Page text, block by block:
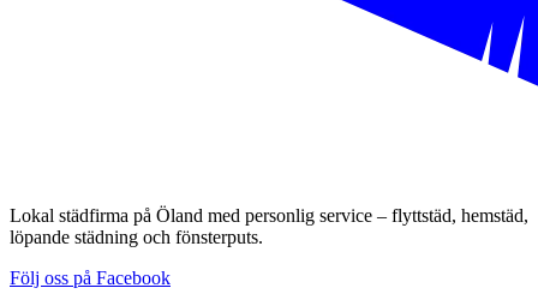
Lokal städfirma på Öland med personlig service – flyttstäd, hemstäd,
löpande städning och fönsterputs.
Följ oss på Facebook